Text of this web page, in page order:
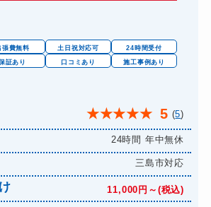
張費無料 土日祝対応可
24時間受付
証あり 口コミあり
施工事例あり
★★★★★ 5 (5)
24時間 年中無休
三島市対応
11,000円～(税込)